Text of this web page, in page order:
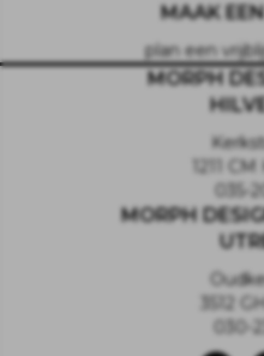
MAAK
plan een
MORPH
1211
035-
MORPH
3512
030-